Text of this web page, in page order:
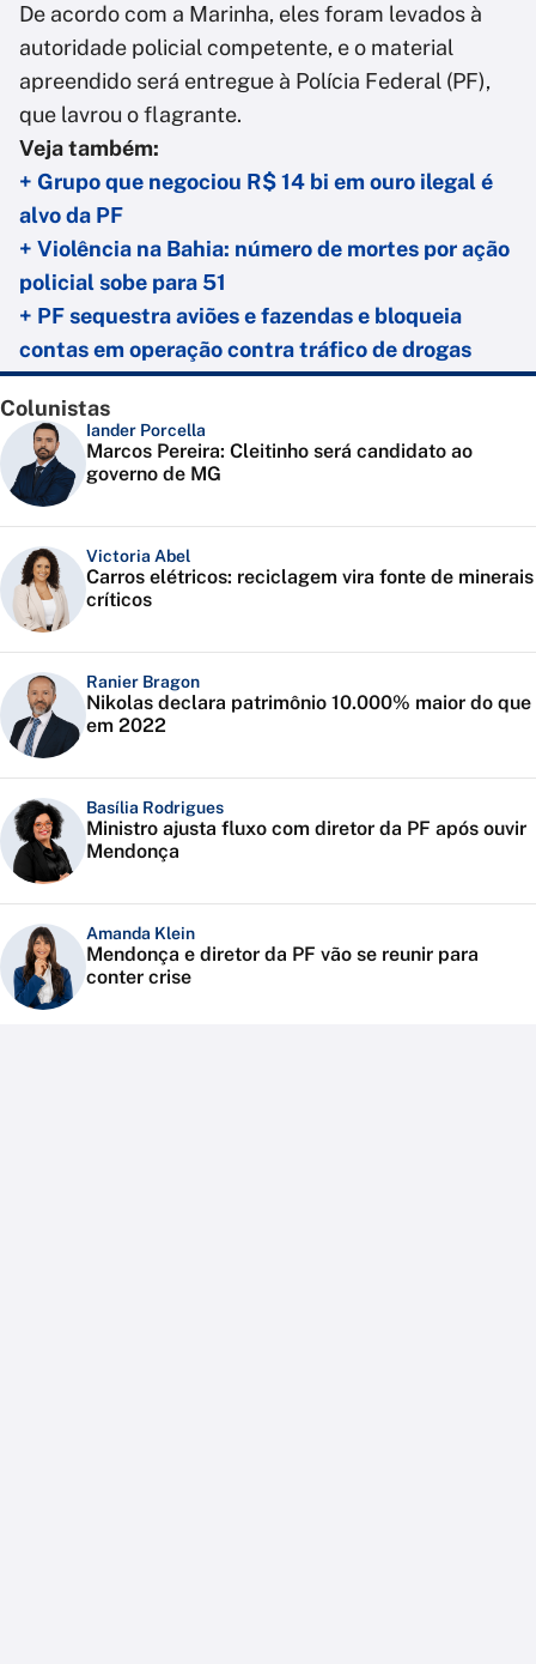
De acordo com a Marinha, eles foram levados à
autoridade policial competente, e o material
apreendido será entregue à Polícia Federal (PF),
que lavrou o flagrante.
Veja também:
+ Grupo que negociou R$ 14 bi em ouro ilegal é
alvo da PF
+ Violência na Bahia: número de mortes por ação
policial sobe para 51
+ PF sequestra aviões e fazendas e bloqueia
contas em operação contra tráfico de drogas
Colunistas
Iander Porcella
Marcos Pereira: Cleitinho será candidato ao
governo de MG
Victoria Abel
Carros elétricos: reciclagem vira fonte de minerais
críticos
Ranier Bragon
Nikolas declara patrimônio 10.000% maior do que
em 2022
Basília Rodrigues
Ministro ajusta fluxo com diretor da PF após ouvir
Mendonça
Amanda Klein
Mendonça e diretor da PF vão se reunir para
conter crise